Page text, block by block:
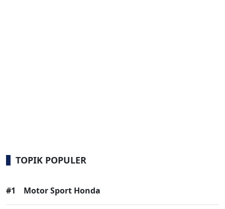
TOPIK POPULER
#1 Motor Sport Honda